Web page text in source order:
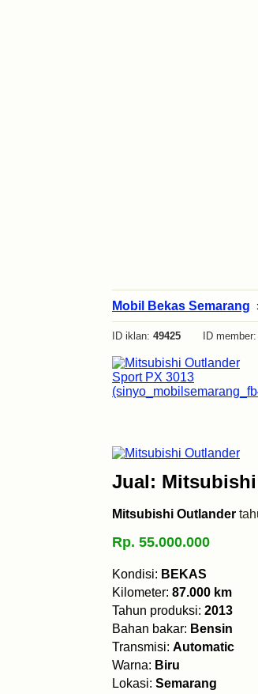
Mobil Bekas Semarang
ID iklan: 49425 ID member:
Jual:
Mitsubishi Outlander
Rp. 55.000.000
Kondisi: BEKAS
Kilometer: 87.000 km
Tahun produksi: 2013
Bahan bakar: Bensin
Transmisi: Automatic
Warna: Biru
Lokasi: Semarang